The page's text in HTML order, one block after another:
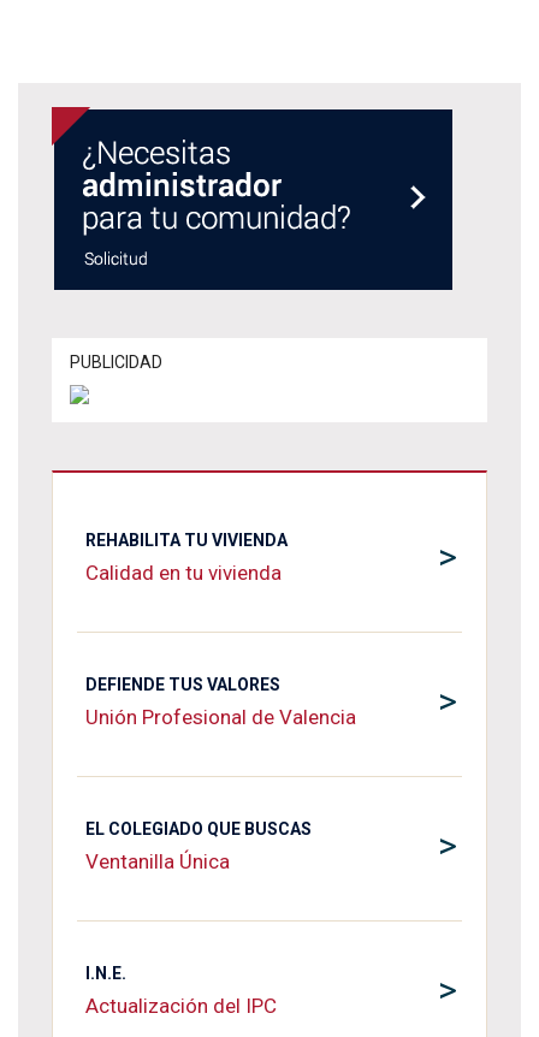
PUBLICIDAD
>
REHABILITA TU VIVIENDA
Calidad en tu vivienda
>
DEFIENDE TUS VALORES
Unión Profesional de Valencia
>
EL COLEGIADO QUE BUSCAS
Ventanilla Única
>
I.N.E.
Actualización del IPC